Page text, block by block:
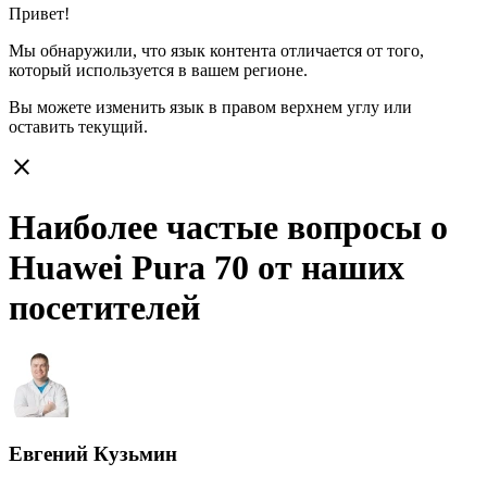
Привет!
Мы обнаружили, что язык контента отличается от того,
который используется в вашем регионе.
Вы можете изменить язык в правом верхнем углу или
оставить текущий.
close
Наиболее частые вопросы о
Huawei Pura 70 от наших
посетителей
Евгений Кузьмин